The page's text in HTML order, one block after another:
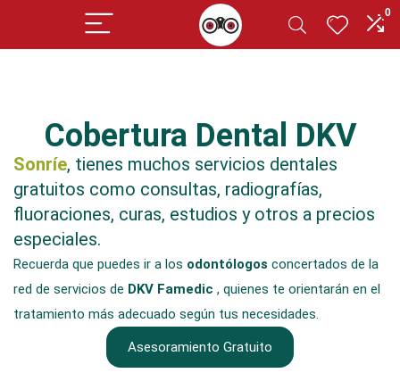
0
Cobertura Dental DKV
Sonríe, tienes muchos servicios dentales
gratuitos como consultas, radiografías,
fluoraciones, curas, estudios y otros a precios
especiales.
Recuerda que puedes ir a los odontólogos concertados de la
red de servicios de DKV Famedic , quienes te orientarán en el
tratamiento más adecuado según tus necesidades.
Asesoramiento Gratuito